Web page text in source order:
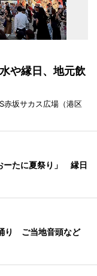
や縁日、地元飲
赤坂サカス広場（港区
ーたに夏祭り」 縁日
り ご当地音頭など